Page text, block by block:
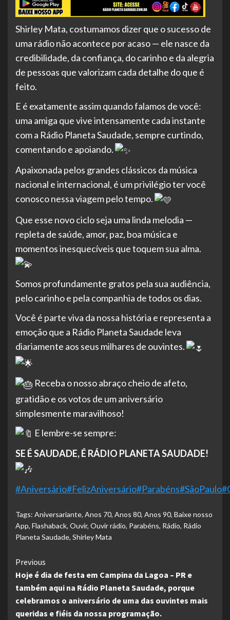
Shirley Mata, costumamos dizer que o sucesso de
uma rádio não acontece por acaso — ele nasce da
credibilidade, da confiança, do carinho e da alegria
de pessoas que valorizam cada detalhe do que é
feito.
E é exatamente assim quando falamos de você:
uma amiga que vive intensamente cada instante
com a Rádio Planeta Saudade, sempre curtindo,
comentando e apoiando.
Apaixonada pelos grandes clássicos da música
nacional e internacional, é um privilégio ter você
conosco nessa viagem pelo tempo.
Que esse novo ciclo seja uma linda melodia —
repleta de saúde, amor, paz, boa música e
momentos inesquecíveis que toquem sua alma.
Somos profundamente gratos pela sua audiência,
pelo carinho e pela companhia de todos os dias.
Você é parte viva da nossa história e representa a
emoção que a Rádio Planeta Saudade leva
diariamente aos seus milhares de ouvintes.
Receba o nosso abraço cheio de afeto,
gratidão e os votos de um aniversário
simplesmente maravilhoso!
E lembre-se sempre:
SE É SAUDADE, É RÁDIO PLANETA SAUDADE!
#Aniversário#FelizAniversário#Parabéns#SãoPaulo
Tags: Aniversariante, Anos 70, Anos 80, Anos 90, Baixe nosso
App, Flashaback, Ouvir, Ouvir rádio, Parabéns, Rádio, Rádio
Planeta Saudade, Shirley Mata
Continue
Reading
Previous
Hoje é dia de festa em Campina da Lagoa – PR e
também aqui na Rádio Planeta Saudade, porque
celebramos o aniversário de uma das ouvintes mais
queridas e fiéis da nossa programação.